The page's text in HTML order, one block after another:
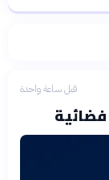
قبل ساعة واحدة
فضائية